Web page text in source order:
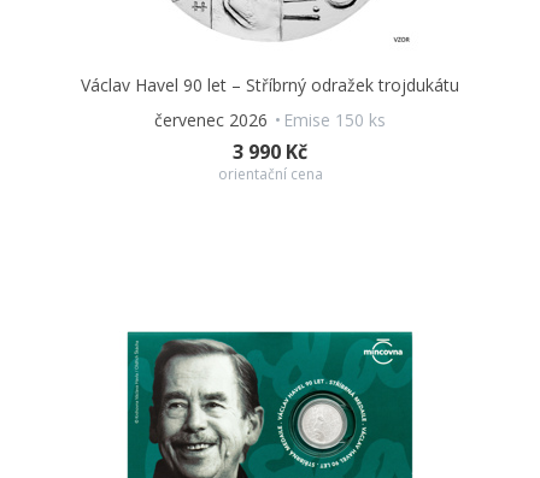
Václav Havel 90 let – Stříbrný odražek trojdukátu
červenec 2026
Emise 150 ks
3 990 Kč
orientační cena